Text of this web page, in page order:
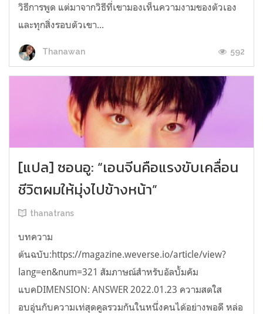
วิธีการพูด แต่มาจากวิธีที่เขามองเห็นความงามของตัวเอง
และทุกสิ่งรอบตัวเขา...
Thanawan 592
[แปล] ซอนอู: “เอนจีนคือแรงขับเคลื่อน
ชีวิตผมให้มุ่งไปข้างหน้า”
thanatrans
บทความ
ต้นฉบับ:https://magazine.weverse.io/article/view?
lang=en&num=321 สัมภาษณ์สำหรับอัลบั้มคัม
แบคDIMENSION: ANSWER 2022.01.23 ความสดใส
อบอุ่นกับความเท่สุดคูลรวมกันในหนึ่งคนได้อย่างพอดี หล่อ